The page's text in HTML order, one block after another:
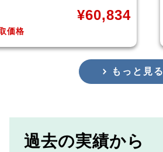
格
¥20,000
もっと見る
過去の実績から